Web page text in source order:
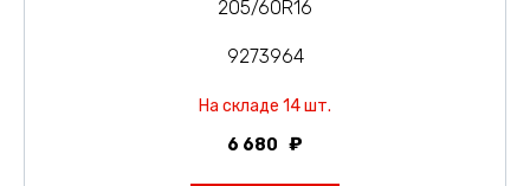
205/60R16
9273964
На складе 14 шт.
6 680